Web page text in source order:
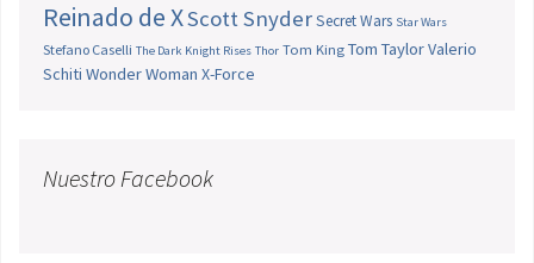
Reinado de XScott SnyderSecret Wars Star Wars
Stefano Caselli The Dark Knight Rises Thor Tom King Tom TaylorValerio
Schiti Wonder Woman X-Force
Nuestro Facebook